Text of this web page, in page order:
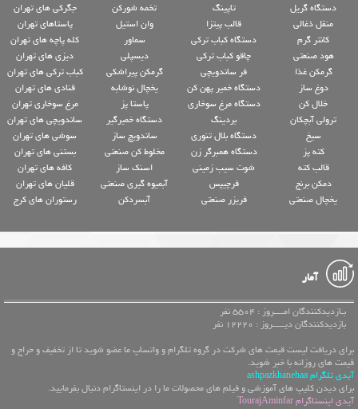
دستگاه گریل
منقل ذغالی
کانتر گرم
هود صنعتی
گرمکن غذا
دوغ ساز
خلال کن
ترولی آبچکان
سیخ
کته پز
قالب کته
دمکن برنج
یخچال صنعتی
تاپینگ
قالب پیتزا
دستگاه کباب ترکی
چاقو کباب ترکی
فر ساندویچی
دستگاه خمیر پهن کن
دستگاه مرغ سوخاری
بردینگ
دستگاه بلال تنوری
دستگاه همبرگر زن
شوت سیب زمینی
فرچیپس
فریزر صنعتی
تخمه شورکن
وان استیل
سماور
دیسپلی
گرمکن پیراشکی
یخچال نوشابه
پاستا پز
دستگاه خمیرگیر
ساندویچ ساز
مخلوط کن صنعتی
اسنک ساز
آبمیوه گیری صنعتی
آبسردکن
جگرکی های تهران
پاستاهای تهران
کله پاچه های تهران
دیزی های تهران
کباب ترکی های تهران
قنادی های تهران
مرغ سوخاری تهران
ساندویچی های تهران
سوشی های تهران
بستنی های تهران
کافه های تهران
قلیان های تهران
رستوران های کرج
آمار
بـازدیدکنندگان امــــروز : 5504 نفر
بازدیدکنندگان دیـــــروز : 12220 نفر
برای دریافت لیست قیمت های شرکت در گروه تلگرام و واتساپ ما عضو شوید تا از تخفیف و حراج و
قیمت های روزانه با خبر شوید.
آیدی تلگرام ashpazkhanehaa
برای دیدن کلیپ های آموزشی و فیلم های محصولات ما را در اینستاگرام دنبال بفرمایید.
آیدی اینستاگرام TourajAminfar